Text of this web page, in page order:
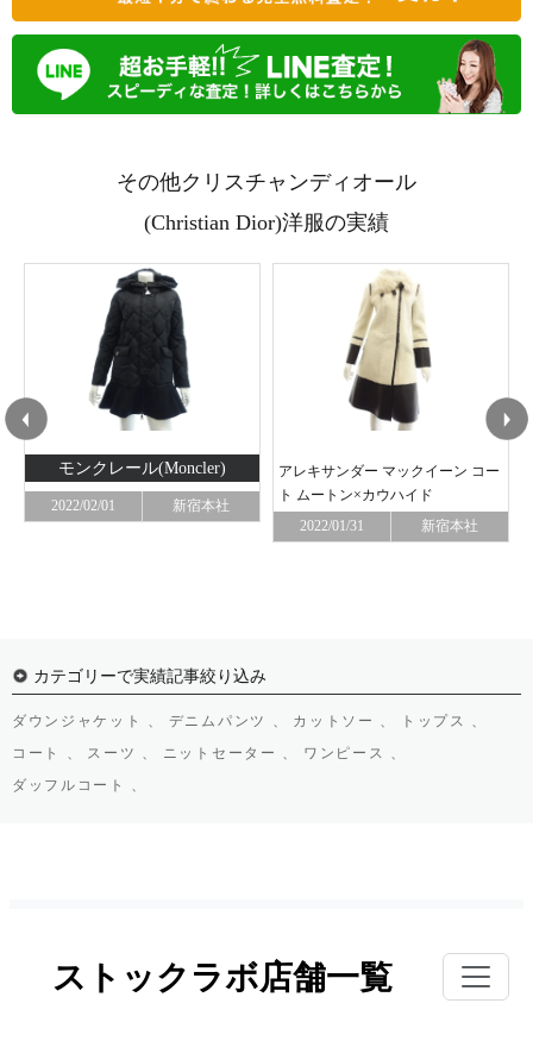
その他クリスチャンディオール
(Christian Dior)洋服の実績
モンクレール(Moncler)
2022/02/01 新宿本社
アレキサンダー マックイーン コー
ト ムートン×カウハイド
2022/01/31
新宿本社
カテゴリーで実績記事絞り込み
ダウンジャケット 、 デニムパンツ 、 カットソー 、
トップス 、
コート 、
スーツ 、 ニットセーター 、
ワンピース 、
ダッフルコート 、
ストックラボ店舗一覧